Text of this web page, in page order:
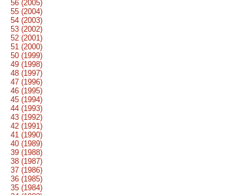
56 (2005)
55 (2004)
54 (2003)
53 (2002)
52 (2001)
51 (2000)
50 (1999)
49 (1998)
48 (1997)
47 (1996)
46 (1995)
45 (1994)
44 (1993)
43 (1992)
42 (1991)
41 (1990)
40 (1989)
39 (1988)
38 (1987)
37 (1986)
36 (1985)
35 (1984)